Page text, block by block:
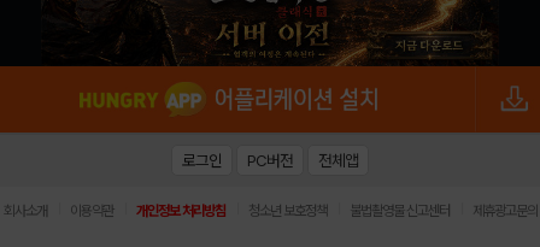
로그인 PC버전 전체앱
회사소개 이용약관 개인정보 처리방침 청소년 보호정책 불법촬영물 신고센터 제휴광고문의